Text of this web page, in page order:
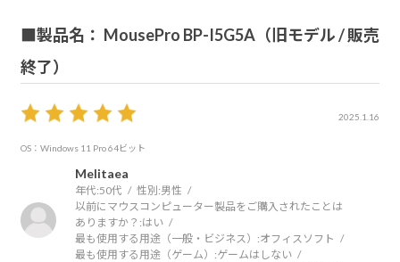
してシリアルキーを入力しても
エラーになると問い合わせたら、エラーのスクリーンコピ
ーとシリアルキーの画像を送れと言われ、
送ったら「画像より、打ち間違えではないようでございま
実際に実機でシリアルキーを入力してエラーになっている
のか調べるのが普通だと思います。
以上のように、BTOメーカと言えるのかという状態なの
で、★１つでもいいかと思いましたが
■製品名： MousePro BP-I5G5A（旧モデル / 販売
終了）
2025.1.16
OS：Windows 11 Pro 64ビット
Melitaea
年代:50代 性別:男性
以前にマウスコンピューター製品をご購入されたことは
ありますか？:はい
最も使用する用途（一般・ビジネス）:オフィスソフト
最も使用する用途（ゲーム）:ゲームはしない